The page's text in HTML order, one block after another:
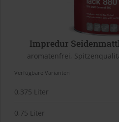
Impredur
aromatenfrei,
Verfügbare Varianten
0,375 Liter
0,75 Liter